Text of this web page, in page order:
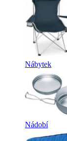
Nábytek
Nádobí